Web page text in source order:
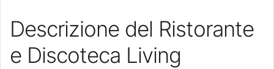
Descrizione del Ristorante
e Discoteca Living